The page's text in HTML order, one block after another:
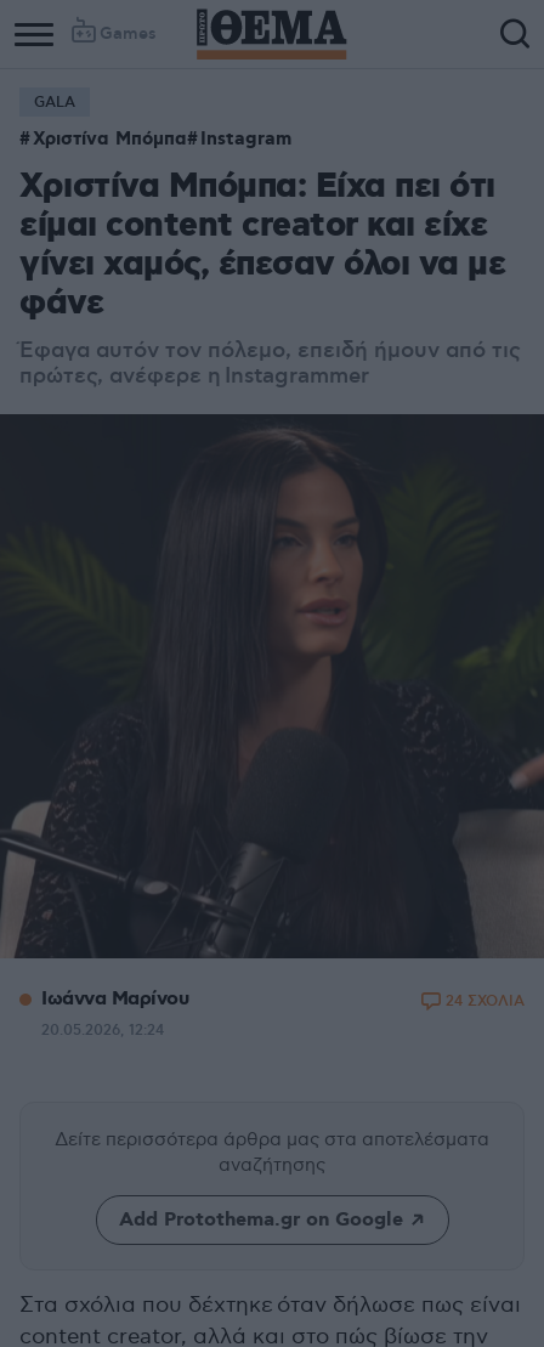
Games
GALA
Χριστίνα Μπόμπα Instagram
Χριστίνα Μπόμπα: Είχα πει ότι
είμαι content creator και είχε
γίνει χαμός, έπεσαν όλοι να με
φάνε
Έφαγα αυτόν τον πόλεμο, επειδή ήμουν από τις
πρώτες, ανέφερε η Instagrammer
Ιωάννα Μαρίνου
20.05.2026, 12:24
24 ΣΧΟΛΙΑ
Δείτε περισσότερα άρθρα μας στα αποτελέσματα
αναζήτησης
Add Protothema.gr on Google
Στα σχόλια που δέχτηκε όταν δήλωσε πως είναι
content creator, αλλά και στο πώς βίωσε την